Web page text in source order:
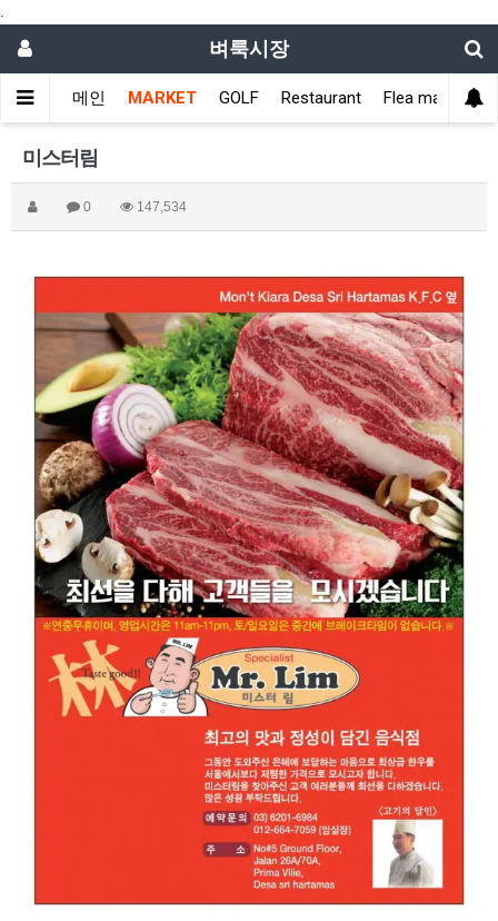
.
벼룩시장
메인 MARKET GOLF Restaurant Flea market
미스터림
0 147,534